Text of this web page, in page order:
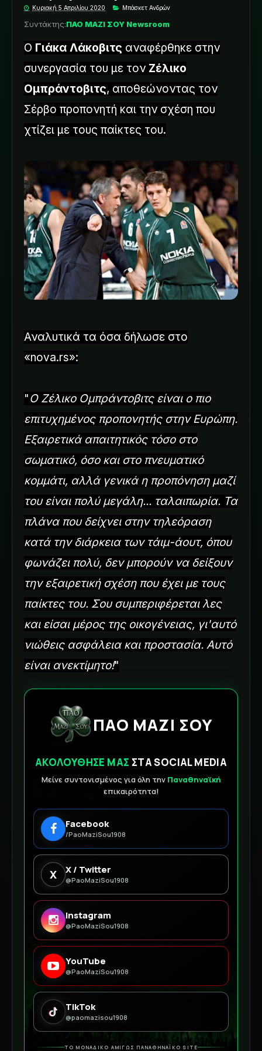
Κυριακή 5 Απριλίου 2020 Μπάσκετ Ανδρών
Συντάκτης:ΠΑΟ ΜΑΖΙ ΣΟΥ Newsroom
Ο Γιάκα Λάκοβιτς αναφέρθηκε στην
συνεργασία του με τον Ζέλικο
Ομπράντοβιτς, αποθεώνοντας τον
Σέρβο προπονητή και την σχέση που
χτίζει με τους παίκτες του.
Αναλυτικά τα όσα δήλωσε στο
«nova.rs»:
"Ο Ζέλικο Ομπράντοβιτς είναι ο πιο
επιτυχημένος προπονητής στην Ευρώπη.
Εξαιρετικά απαιτητικός τόσο στο
σωματικό, όσο και στο πνευματικό
κομμάτι, αλλά γενικά η προπόνηση μαζί
του είναι πολύ μεγάλη... ταλαιπωρία. Τα
πλάνα που δείχνει στην τηλεόραση
κατά την διάρκεια των τάιμ-άουτ, όπου
φωνάζει πολύ, δεν μπορούν να δείξουν
την εξαιρετική σχέση που έχει με τους
παίκτες του. Σου συμπεριφέρεται λες
και είσαι μέρος της οικογένειας, γι'αυτό
νιώθεις ασφάλεια και προστασία. Αυτό
είναι ανεκτίμητο!"
ΠΑΟ ΜΑΖΙ ΣΟΥ
ΑΚΟΛΟΥΘΗΣΕ ΜΑΣ ΣΤΑ SOCIAL MEDIA
Μείνε συντονισμένος για όλη την Παναθηναϊκή
επικαιρότητα!
Facebook
/PaoMaziSou1908
X X / Twitter
@PaoMaziSou1908
Instagram
@PaoMaziSou1908
YouTube
@PaoMaziSou1908
TikTok
@paomazisou1908
ΤΟ ΜΟΝΑΔΙΚΟ ΑΜΙΓΩΣ ΠΑΝΑΘΗΝΑΪΚΟ SITE